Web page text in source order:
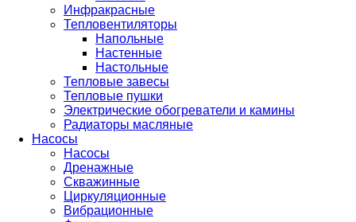
Инфракрасные
Тепловентиляторы
Напольные
Настенные
Настольные
Тепловые завесы
Тепловые пушки
Электрические обогреватели и камины
Радиаторы масляные
Насосы
Насосы
Дренажные
Скважинные
Циркуляционные
Вибрационные